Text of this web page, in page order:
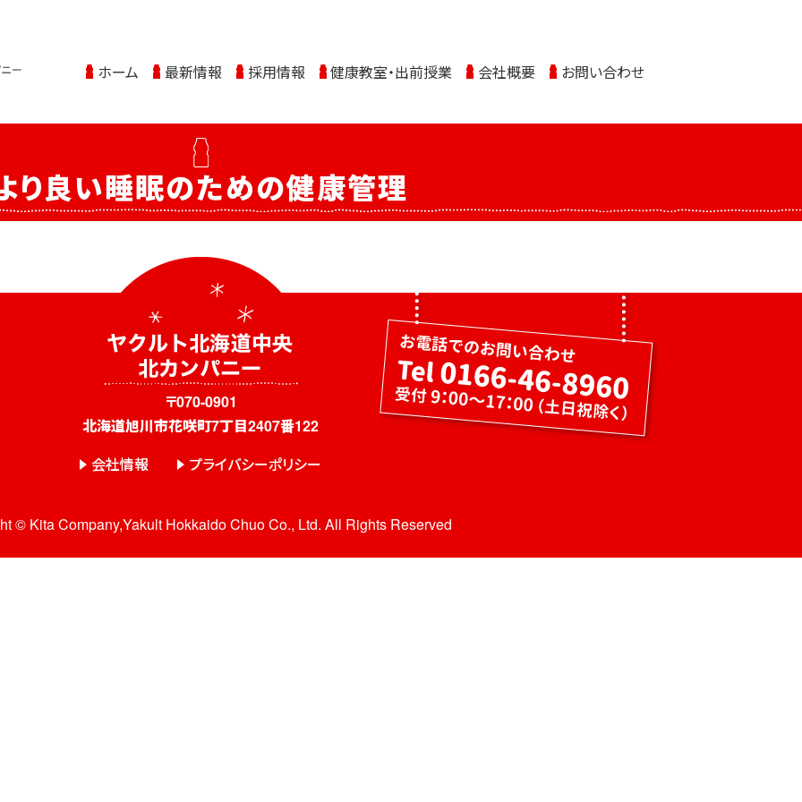
ホーム 最新情報 採用情報 健康教室・出前授業 会社概要 お問い合わせ
り良い睡眠のための健康管理
〒070-0901
北海道旭川市花咲町7丁目2407番122
会社情報
プライバシーポリシー
© Kita Company,Yakult Hokkaido Chuo Co., Ltd. All Rights Reserved